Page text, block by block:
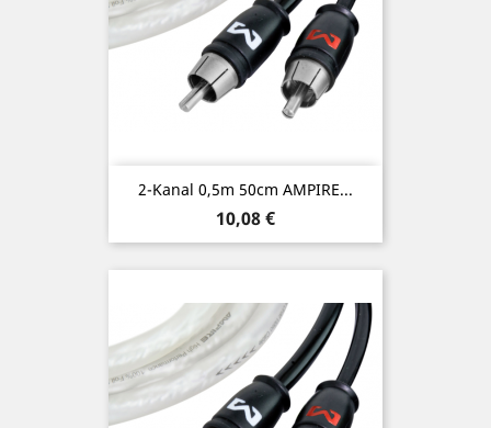
2-Kanal 0,5m 50cm AMPIRE...
Preis
10,08 €